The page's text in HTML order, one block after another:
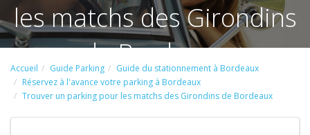
les matchs des Girondins
de Bordeaux
Accueil Guide Parking
Guide du stationnement à Bordeaux
Réservez à l'avance votre parking à Bordeaux
Trouver un parking pour les matchs des Girondins de Bordeaux